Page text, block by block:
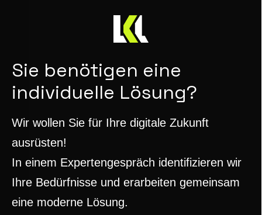
Sie benötigen eine
individuelle Lösung?
Wir wollen Sie für Ihre digitale Zukunft
ausrüsten!
In einem Expertengespräch identifizieren wir
Ihre Bedürfnisse und erarbeiten gemeinsam
eine moderne Lösung.